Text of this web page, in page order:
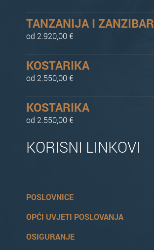
TANZANIJA I ZANZIBAR
od 2.920,00 €
KOSTARIKA
od 2.550,00 €
KOSTARIKA
od 2.550,00 €
KORISNI LINKOVI
POSLOVNICE
OPĆI UVJETI POSLOVANJA
OSIGURANJE